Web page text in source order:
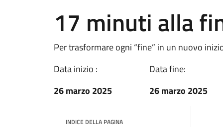
17 minuti alla
Per trasformare ogni “fine” in un nuovo
Data inizio :
26 marzo 2025
Data fine:
26 marzo 2025
INDICE DELLA PAGINA